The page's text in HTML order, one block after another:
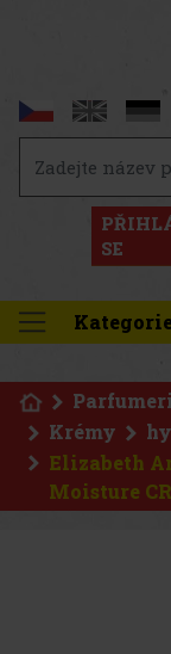
SE
Krémy
Elizabeth
Moisture